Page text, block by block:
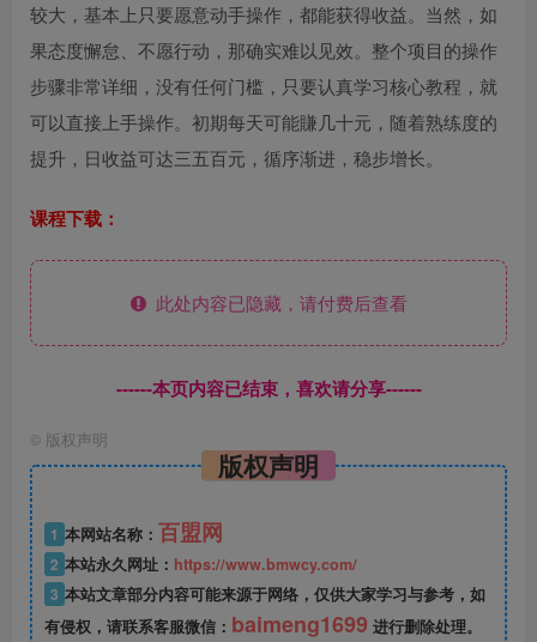
较大，基本上只要愿意动手操作，都能获得收益。当然，如
果态度懈怠、不愿行动，那确实难以见效。整个项目的操作
步骤非常详细，没有任何门槛，只要认真学习核心教程，就
可以直接上手操作。初期每天可能賺几十元，随着熟练度的
提升，日收益可达三五百元，循序渐进，稳步增长。
课程下载：
此处内容已隐藏，请付费后查看
------本页内容已结束，喜欢请分享------
© 版权声明
版权声明
1 本网站名称： 百盟网
2 本站永久网址： https://www.bmwcy.com/
3 本站文章部分内容可能来源于网络，仅供大家学习与参考，如
有侵权，请联系客服微信： baimeng1699 进行删除处理。